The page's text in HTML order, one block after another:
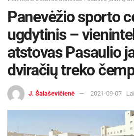
Panevėžio sporto
ugdytinis –
atstovas Pasaulio
dviračių treko
J. Šalaševičienė 2021-09-07